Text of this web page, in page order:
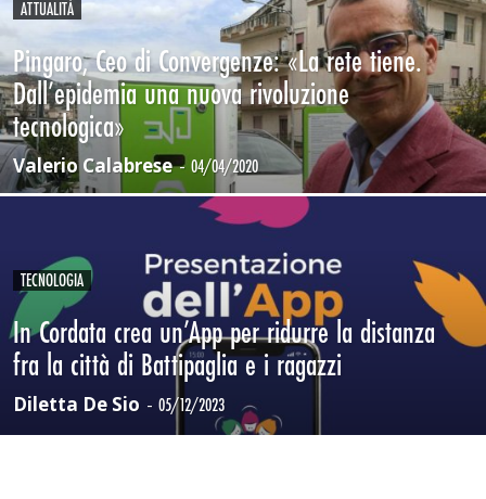
ATTUALITÀ
Pingaro, Ceo di Convergenze: «La rete tiene.
Dall’epidemia una nuova rivoluzione
tecnologica»
Valerio Calabrese - 04/04/2020
TECNOLOGIA
In Cordata crea un’App per ridurre la distanza
fra la città di Battipaglia e i ragazzi
Diletta De Sio - 05/12/2023